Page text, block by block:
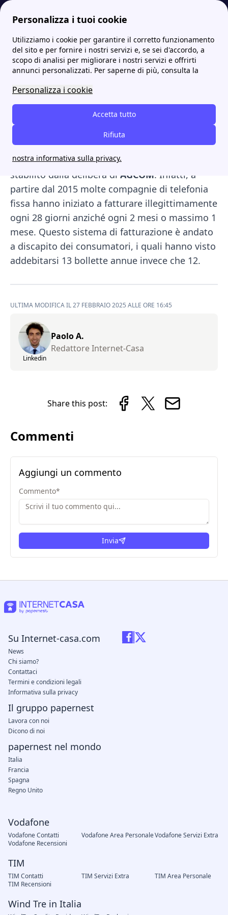
Personalizza i tuoi cookie
Utilizziamo i cookie per garantire il corretto funzionamento
del sito e per fornire i nostri servizi e, se sei d'accordo, a
scopo di analisi per migliorare i nostri servizi e offrirti
annunci personalizzati. Per saperne di più, consulta la
Personalizza i cookie
Accetta tutto
Rifiuta
nostra informativa sulla privacy.
Internet Casa TIM: le offerte, i negozi e i contatti TIM richiesta rimborso bollette 28 giorni: come effettuarla
TIM richiesta rimborso
bollette 28 giorni: come
effettuarla
Dal 1° novembre 2019 anche con
possibile farerichiesta rimborsoper chi ha
subito la fatturazione a 28 giorni, come
stabilito dalla delibera di AGCOM. Infatti, a
partire dal 2015 molte compagnie di telefonia
fissa hanno iniziato a fatturare illegittimamente
ogni 28 giorni anziché ogni 2 mesi o massimo 1
mese. Questo sistema di fatturazione è andato
a discapito dei consumatori, i quali hanno visto
addebitarsi 13 bollette annue invece che 12.
ULTIMA MODIFICA IL 27 FEBBRAIO 2025 ALLE ORE 16:45
Linkedin
Paolo A.
Redattore Internet-Casa
Share this post:
Commenti
Aggiungi un commento
Commento*
Invia
Vodafone
Vodafone Contatti Vodafone Area PersonaleVodafone Servizi Extra
Vodafone Recensioni
TIM
TIM Contatti TIM Servizi Extra
TIM Area Personale
TIM Recensioni
Wind Tre in Italia
Su Internet-casa.com
News
Chi siamo?
Contattaci
Termini e condizioni legali
Informativa sulla privacy
Il gruppo papernest
Lavora con noi
Dicono di noi
papernest nel mondo
Italia
Francia
Spagna
Regno Unito